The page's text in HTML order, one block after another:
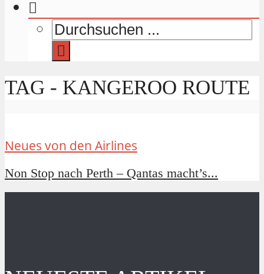
TAG - KANGEROO ROUTE
Neues von den Airlines
Non Stop nach Perth – Qantas macht’s...